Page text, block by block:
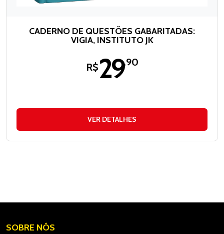
CADERNO DE QUESTÕES GABARITADAS:
VIGIA, INSTITUTO JK
R$29,90
VER DETALHES
SOBRE NÓS